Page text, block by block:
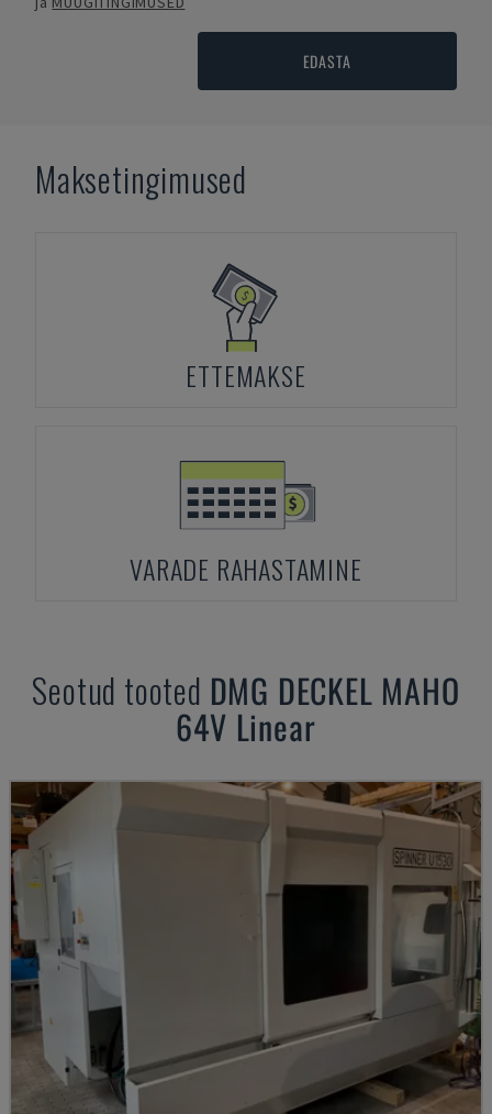
EDASTA
Maksetingimused
ETTEMAKSE
VARADE RAHASTAMINE
Seotud tooted DMG DECKEL MAHO
64V Linear